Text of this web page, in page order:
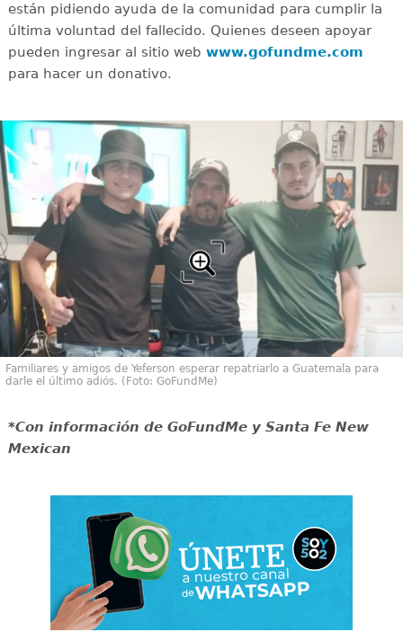
están pidiendo ayuda de la comunidad para cumplir la
última voluntad del fallecido. Quienes deseen apoyar
pueden ingresar al sitio web www.gofundme.com
para hacer un donativo.
Familiares y amigos de Yeferson esperar repatriarlo a Guatemala para
darle el último adiós. (Foto: GoFundMe)
*Con información de GoFundMe y Santa Fe New
Mexican